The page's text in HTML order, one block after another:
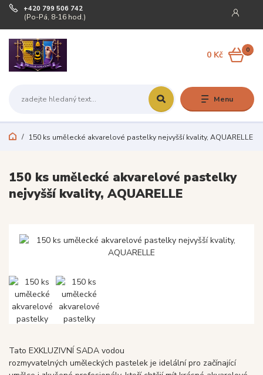
Menu
+420 799 506 742
(Po-Pá, 8-16 hod.)
0
0 Kč
150 ks umělecké akvarelové pastelky nejvyšší kvality, AQUARELLE
150 ks umělecké akvarelové pastelky
nejvyšší kvality, AQUARELLE
Tato EXKLUZIVNÍ SADA vodou
rozmyvatelných uměleckých pastelek je idelální pro začínající